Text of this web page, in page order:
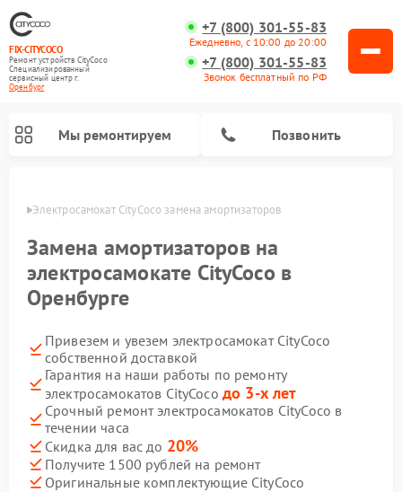
FIX-CITYCOCO
Ремонт устройств CityCoco
Специализированный
cервисный центр г.
Оренбург
+7 (800) 301-55-83
Ежедневно, с 10:00 до 20:00
+7 (800) 301-55-83
Звонок бесплатный по РФ
Мы ремонтируем Позвонить
Электросамокат CityCoco замена амортизаторов
Замена амортизаторов на
электросамокате CityCoco в
Оренбурге
Привезем и увезем электросамокат CityCoco
собственной доставкой
Гарантия на наши работы по ремонту
электросамокатов CityCoco до 3-х лет
Срочный ремонт электросамокатов CityCoco в
течении часа
Скидка для вас до 20%
Получите 1500 рублей на ремонт
Оригинальные комплектующие CityCoco